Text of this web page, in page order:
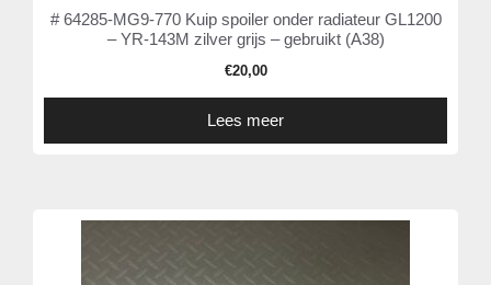
# 64285-MG9-770 Kuip spoiler onder radiateur GL1200
– YR-143M zilver grijs – gebruikt (A38)
€20,00
Lees meer